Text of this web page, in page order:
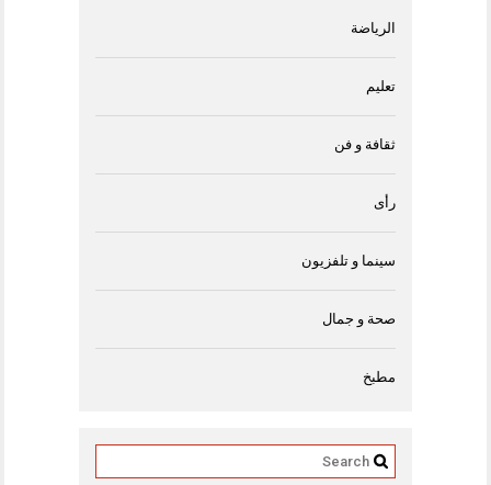
الرياضة
تعليم
ثقافة و فن
رأى
سينما و تلفزيون
صحة و جمال
مطبخ